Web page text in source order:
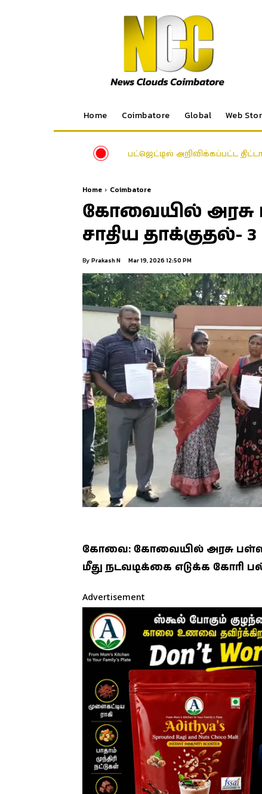
Home Coimbatore Global Web
பட்ஜெட்டில் அறிவிக்கப்பட்ட
Home Coimbatore
கோவையில் அரசு
சாதிய தாக்குதல்- 3
By Prakash N Mar 19, 2026 12:50 PM
கோவை: கோவையில் அரசு
மீது நடவடிக்கை எடுக்க கோரி
Advertisement